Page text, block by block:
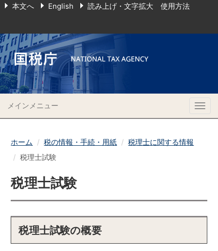
本文へ English 読み上げ・文字拡大 使用方法
メインメニュー
ホーム 税の情報・手続・用紙
税理士に関する情報
税理士試験
税理士試験
税理士試験の概要